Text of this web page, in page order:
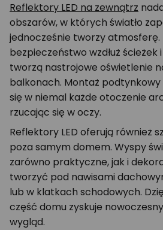
Reflektory LED na zewnątrz
obszarów, w których światło
jednocześnie tworzy atmosferę.
bezpieczeństwo wzdłuż ścieżek
tworzą nastrojowe oświetlenie
balkonach. Montaż
się w niemal każde otoczenie
rzucając się w oczy.
Reflektory LED oferują również
poza samym domem. Wyspy
zarówno praktyczne, jak i
tworzyć pod nawisami
lub w klatkach schodowych.
część domu zyskuje
wygląd.